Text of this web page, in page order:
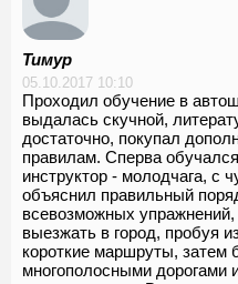
Тимур
05.10.2017 10:10
Проходил обучение в
выдалась скучной,
достаточно, покупал
правилам. Сперва
инструктор - молодчага, с
объяснил правильный
всевозможных упражнений,
выезжать в город, пробуя
короткие маршруты, затем
многополосными дорогами